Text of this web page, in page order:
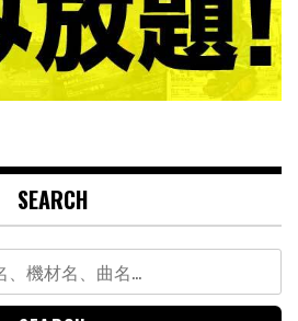
SEARCH